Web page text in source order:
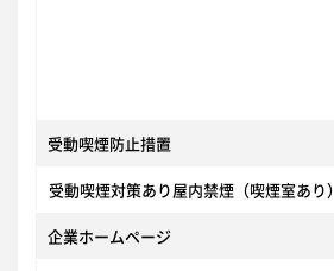
受動喫煙防止措置
受動喫煙対策あり屋内禁煙（喫煙室あり）
企業ホームページ